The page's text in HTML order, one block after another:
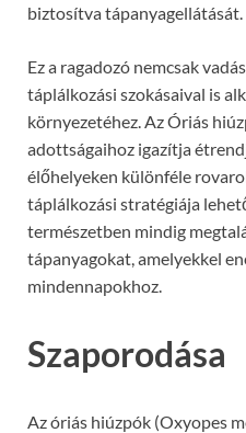
biztosítva tápanyagellátását.
Ez a ragadozó nemcsak
táplálkozási szokásaival is
környezetéhez. Az Óriás
adottságaihoz igazítja
élőhelyeken különféle
táplálkozási stratégiája
természetben mindig
tápanyagokat, amelyekkel
mindennapokhoz.
Szaporodása
Az óriás hiúzpók (Oxyopes